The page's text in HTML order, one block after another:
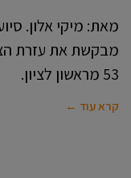
מאת: מיקי אלון.
מבקשת את עזרת
53 מראשון לציון.
קרא עוד ←